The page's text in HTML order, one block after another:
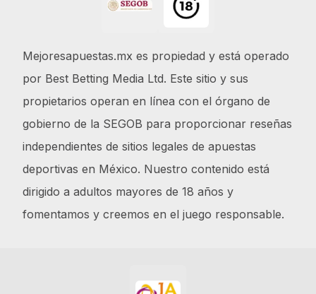
Mejoresapuestas.mx es propiedad y está operado
por Best Betting Media Ltd. Este sitio y sus
propietarios operan en línea con el órgano de
gobierno de la SEGOB para proporcionar reseñas
independientes de sitios legales de apuestas
deportivas en México. Nuestro contenido está
dirigido a adultos mayores de 18 años y
fomentamos y creemos en el juego responsable.